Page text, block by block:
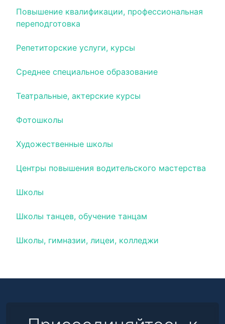
Повышение квалификации, профессиональная
переподготовка
Репетиторские услуги, курсы
Среднее специальное образование
Театральные, актерские курсы
Фотошколы
Художественные школы
Центры повышения водительского мастерства
Школы
Школы танцев, обучение танцам
Школы, гимназии, лицеи, колледжи